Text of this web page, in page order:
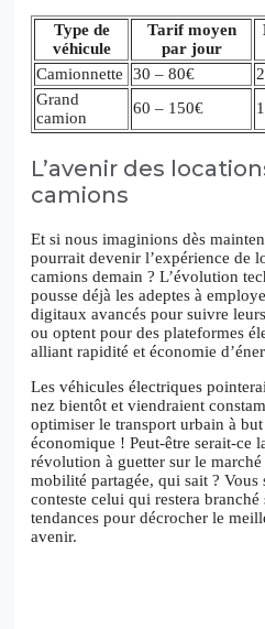
Type de
véhicule
Tarif moyen
par jour
Camionnette
30 – 80€
Grand
camion
60 – 150€
L’avenir des
camions
Et si nous imaginions dès
pourrait devenir l’expérience de
camions demain ? L’évolution
pousse déjà les adeptes à
digitaux avancés pour suivre
ou optent pour des plateformes
alliant rapidité et économie
Les véhicules électriques
nez bientôt et viendraient
optimiser le transport urbain à
économique ! Peut-être serait-ce
révolution à guetter sur le
mobilité partagée, qui sait ? Vous
conteste celui qui restera branché
tendances pour décrocher le
avenir.